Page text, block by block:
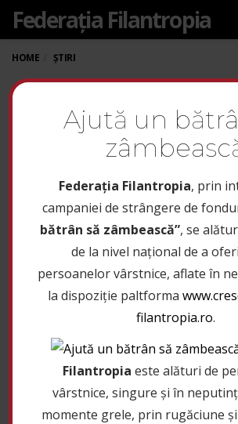
Federația Filantropia
HOME ȘTIRI
ACADEMIA
LIDERI DE ECO-
INIȚIATIVE A
LUNI LA
CARAIMAN
Ajută un
Federaţia Filantropia, prin
campaniei de strângere de
bătrân să zâmbească”, se
de la nivel național de a
persoanelor vârstnice, aflate în
la dispoziție paltforma
filantropia.ro.
Filantropia este alături de
vârstnice, singure și în
momente grele, prin rugăciune